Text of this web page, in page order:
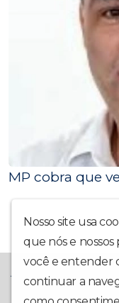
MP cobra que
Nosso site usa
que nós e
você e entender
continuar a
A Rádio La Prima FM
o compromisso
Interatividade,